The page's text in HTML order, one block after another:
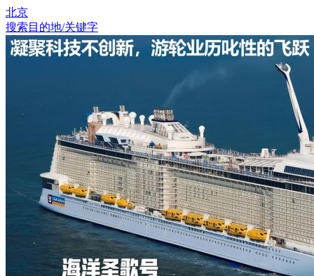
北京
搜索目的地/关键字